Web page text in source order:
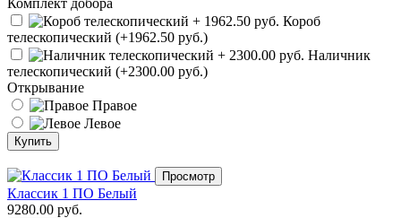
Короб
телескопический (+1962.50 руб.)
Наличник
телескопический (+2300.00 руб.)
Открывание
Правое
Левое
Купить
Просмотр
Классик 1 ПО Белый
9280.00 руб.